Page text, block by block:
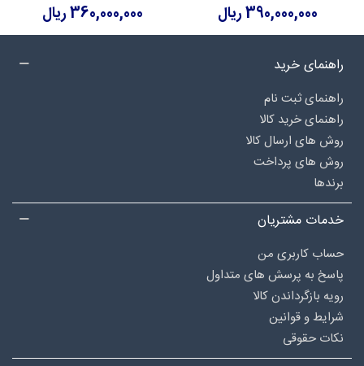
390,000,000 ریال 360,000,000 ریال
راهنمای خرید
راهنمای ثبت نام
راهنمای خرید کالا
روش های ارسال کالا
روش های پرداخت
برندها
خدمات مشتریان
حساب کاربری من
پاسخ به پرسش های متداول
رویه بازگرداندن کالا
شرایط و قوانین
نکات حقوقی